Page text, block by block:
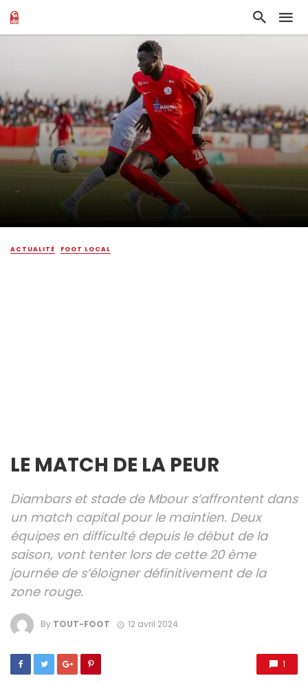
ACTUALITÉ FOOT LOCAL
LE MATCH DE LA PEUR
Diambars et stade de Mbour s’affrontent dans
un match capital pour le maintien. Deux
équipes en difficulté depuis le début de la
saison, vont tenter lors de cette 20 ème
journée de s’éloigner définitivement de la
zone rouge.
By TOUT-FOOT 12 avril 2024
1